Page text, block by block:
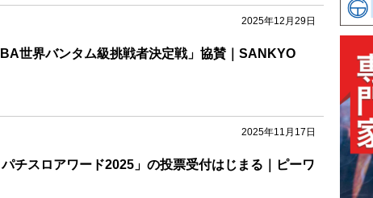
2025年12月29日
世界バンタム級挑戦者決定戦」協賛｜SANKYO
2025年11月17日
パチスロアワード2025」の投票受付はじまる｜ピーワ